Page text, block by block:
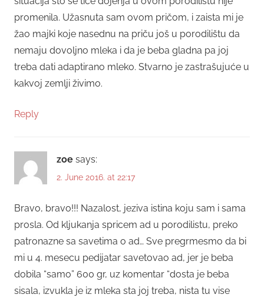
promenila. Užasnuta sam ovom pričom, i zaista mi je
žao majki koje nasednu na priču još u porodilištu da
nemaju dovoljno mleka i da je beba gladna pa joj
treba dati adaptirano mleko. Stvarno je zastrašujuće u
kakvoj zemlji živimo.
Reply
zoe says:
2. June 2016. at 22:17
Bravo, bravo!!! Nazalost, jeziva istina koju sam i sama
prosla. Od kljukanja spricem ad u porodilistu, preko
patronazne sa savetima o ad… Sve pregrmesmo da bi
mi u 4. mesecu pedijatar savetovao ad, jer je beba
dobila “samo” 600 gr, uz komentar “dosta je beba
sisala, izvukla je iz mleka sta joj treba, nista tu vise